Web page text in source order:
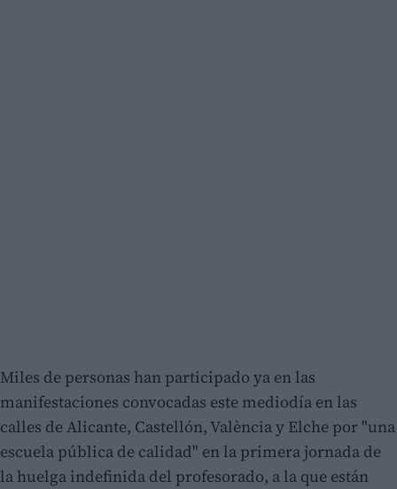
Miles de personas han participado ya en las
manifestaciones convocadas este mediodía en las
calles de Alicante, Castellón, València y Elche por "una
escuela pública de calidad" en la primera jornada de
la huelga indefinida del profesorado, a la que están